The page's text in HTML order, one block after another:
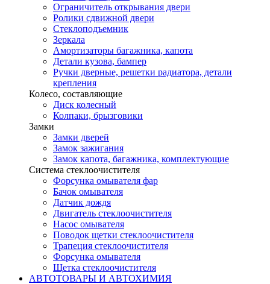
Ограничитель открывания двери
Ролики сдвижной двери
Стеклоподъемник
Зеркала
Амортизаторы багажника, капота
Детали кузова, бампер
Ручки дверные, решетки радиатора, детали
крепления
Колесо, составляющие
Диск колесный
Колпаки, брызговики
Замки
Замки дверей
Замок зажигания
Замок капота, багажника, комплектующие
Система стеклоочистителя
Форсунка омывателя фар
Бачок омывателя
Датчик дождя
Двигатель стеклоочистителя
Насос омывателя
Поводок щетки стеклоочистителя
Трапеция стеклоочистителя
Форсунка омывателя
Щетка стеклоочистителя
АВТОТОВАРЫ И АВТОХИМИЯ